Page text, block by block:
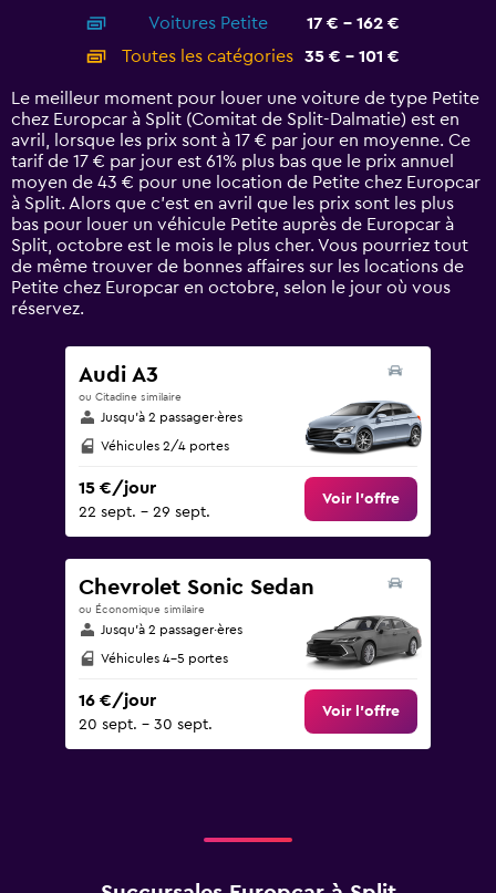
displaying
categories.
14
categories.
The
chart
has
1
Y
axis
displaying
values.
Range:
0
Voitures Petite
17 € - 162 €
Toutes les catégories
35 € - 101 €
Le meilleur moment pour louer une voiture de type Petite
chez Europcar à Split (Comitat de Split-Dalmatie) est en
avril, lorsque les prix sont à 17 € par jour en moyenne. Ce
tarif de 17 € par jour est 61% plus bas que le prix annuel
moyen de 43 € pour une location de Petite chez Europcar
à Split. Alors que c’est en avril que les prix sont les plus
bas pour louer un véhicule Petite auprès de Europcar à
Split, octobre est le mois le plus cher. Vous pourriez tout
de même trouver de bonnes affaires sur les locations de
Petite chez Europcar en octobre, selon le jour où vous
réservez.
Audi A3
ou Citadine similaire
Jusqu’à 2 passager·ères
Véhicules 2/4 portes
15 €/jour
22 sept. - 29 sept.
Voir l’offre
Chevrolet Sonic Sedan
ou Économique similaire
Jusqu’à 2 passager·ères
Véhicules 4-5 portes
16 €/jour
20 sept. - 30 sept.
Voir l’offre